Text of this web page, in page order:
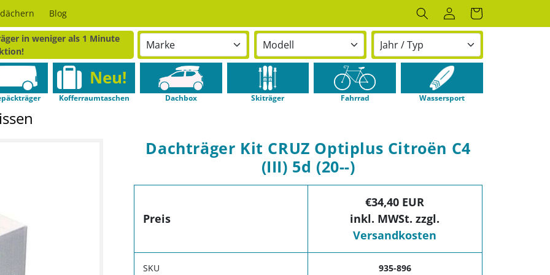
Blog EinloggenWarenkorb
in weniger als 1 Minute
Neu!
Kofferraumtaschen Dachbox Skiträger Fahrrad Wassersport
Dachträger Kit CRUZ Optiplus Citroën C4
(III) 5d (20--)
Preis
€34,40 EUR
inkl. MWSt. zzgl.
Versandkosten
SKU 935-896